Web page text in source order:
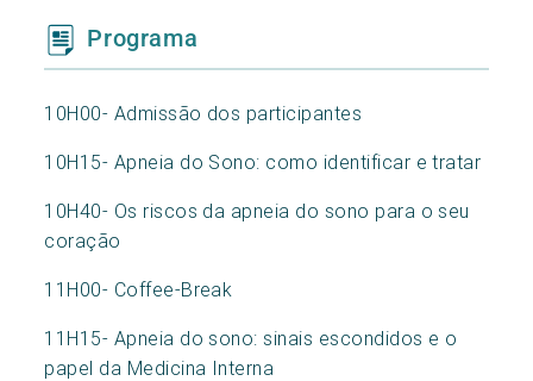
Programa
10H00- Admissão dos participantes
10H15- Apneia do Sono: como identificar e tratar
10H40- Os riscos da apneia do sono para o seu
coração
11H00- Coffee-Break
11H15- Apneia do sono: sinais escondidos e o
papel da Medicina Interna